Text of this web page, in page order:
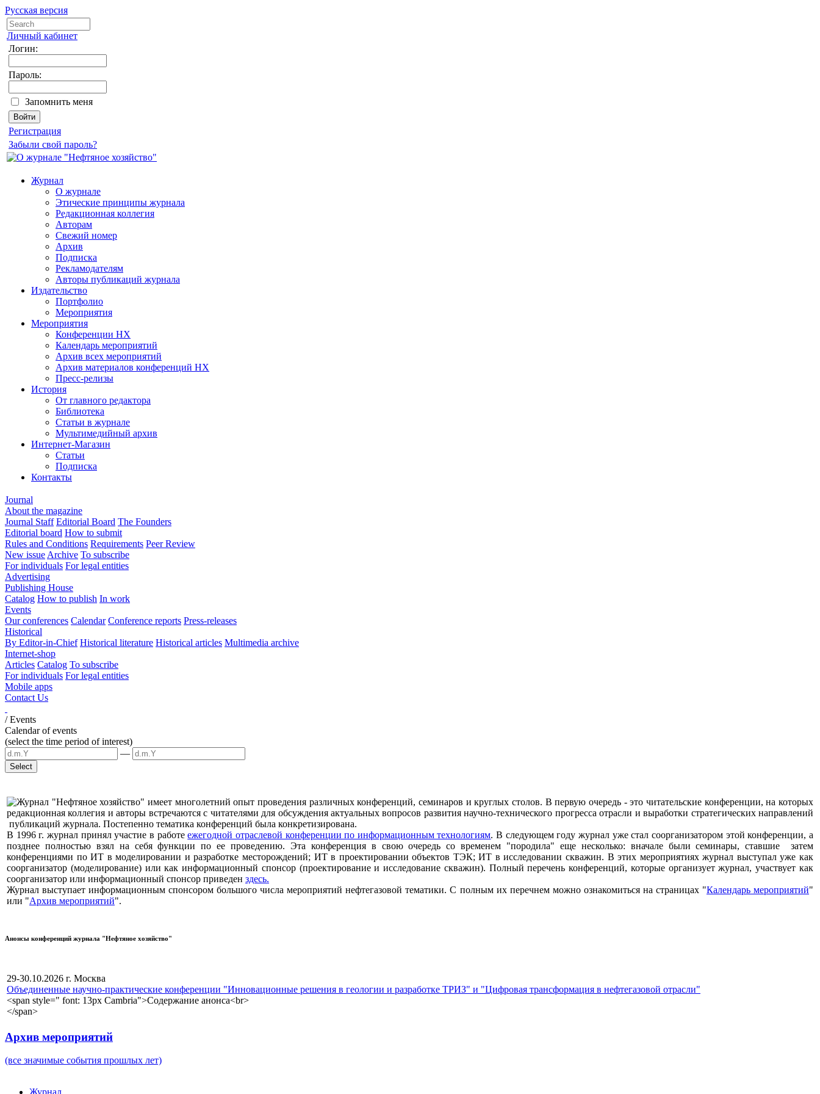
Русская версия
Личный кабинет
Логин:
Пароль:
Запомнить меня
Регистрация
Забыли свой пароль?
Журнал
О журнале
Этические принципы журнала
Редакционная коллегия
Авторам
Свежий номер
Архив
Подписка
Рекламодателям
Авторы публикаций журнала
Издательство
Портфолио
Мероприятия
Мероприятия
Конференции НХ
Календарь мероприятий
Архив всех мероприятий
Архив материалов конференций НХ
Пресс-релизы
История
От главного редактора
Библиотека
Статьи в журнале
Мультимедийный архив
Интернет-Магазин
Статьи
Подписка
Контакты
Journal
About the magazine
Journal Staff Editorial Board The Founders
Editorial board How to submit
Rules and Conditions Requirements Peer Review
New issue Archive To subscribe
For individuals For legal entities
Advertising
Publishing House
Catalog How to publish In work
Events
Our conferences Calendar Conference reports Press-releases
Historical
By Editor-in-Chief Historical literature Historical articles Multimedia archive
Internet-shop
Articles Catalog To subscribe
For individuals For legal entities
Mobile apps
Contact Us
/Events
Calendar of events
(select the time period of interest)
—
Журнал "Нефтяное хозяйство" имеет многолетний опыт проведения различных конференций, семинаров и круглых столов. В первую очередь - это читательские конференции, на которых
редакционная коллегия и авторы встречаются с читателями для обсуждения актуальных вопросов развития научно-технического прогресса отрасли и выработки стратегических направлений
публикаций журнала. Постепенно тематика конференций была конкретизирована.
В 1996 г. журнал принял участие в работеежегодной отраслевой конференции по информационным технологиям. В следующем году журнал уже стал соорганизатором этой конференции, а
позднее полностью взял на себя функции по ее проведению. Эта конференция в свою очередь со временем "породила" еще несколько: вначале были семинары, ставшие затем
конференциями по ИТ в моделировании и разработке месторождений; ИТ в проектировании объектов ТЭК; ИТ в исследовании скважин. В этих мероприятиях журнал выступал уже как
соорганизатор (моделирование) или как информационный спонсор (проектирование и исследование скважин). Полный перечень конференций, которые организует журнал, участвует как
соорганизатор или информационный спонсор приведен здесь.
Журнал выступает информационным спонсором большого числа мероприятий нефтегазовой тематики. С полным их перечнем можно ознакомиться на страницах "Календарь мероприятий"
или "Архив мероприятий".
Анонсы конференций журнала "Нефтяное хозяйство"
29-30.10.2026 г. Москва
Объединенные научно-практические конференции "Инновационные решения в геологии и разработке ТРИЗ" и "Цифровая трансформация в нефтегазовой отрасли"
<span style=" font: 13px Cambria">Содержание анонса<br>
</span>
Архив мероприятий
(все значимые события прошлых лет)